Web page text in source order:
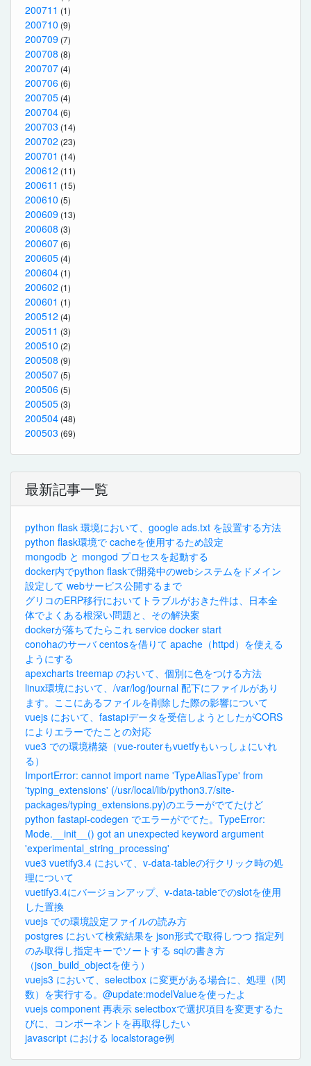
200711 (1)
200710 (9)
200709 (7)
200708 (8)
200707 (4)
200706 (6)
200705 (4)
200704 (6)
200703 (14)
200702 (23)
200701 (14)
200612 (11)
200611 (15)
200610 (5)
200609 (13)
200608 (3)
200607 (6)
200605 (4)
200604 (1)
200602 (1)
200601 (1)
200512 (4)
200511 (3)
200510 (2)
200508 (9)
200507 (5)
200506 (5)
200505 (3)
200504 (48)
200503 (69)
最新記事一覧
python flask 環境において、google ads.txt を設置する方法
python flask環境で cacheを使用するため設定
mongodb と mongod プロセスを起動する
docker内でpython flaskで開発中のwebシステムをドメイン
設定して webサービス公開するまで
グリコのERP移行においてトラブルがおきた件は、日本全
体でよくある根深い問題と、その解決案
dockerが落ちてたらこれ service docker start
conohaのサーバ centosを借りて apache（httpd）を使える
ようにする
apexcharts treemap のおいて、個別に色をつける方法
linux環境において、/var/log/journal 配下にファイルがあり
ます。ここにあるファイルを削除した際の影響について
vuejs において、fastapiデータを受信しようとしたがCORS
によりエラーでたことの対応
vue3 での環境構築（vue-routerもvuetfyもいっしょにいれ
る）
ImportError: cannot import name 'TypeAliasType' from
'typing_extensions' (/usr/local/lib/python3.7/site-
packages/typing_extensions.py)のエラーがでてたけど
python fastapi-codegen でエラーがでてた。TypeError:
Mode.__init__() got an unexpected keyword argument
'experimental_string_processing'
vue3 vuetify3.4 において、v-data-tableの行クリック時の処
理について
vuetify3.4にバージョンアップ、v-data-tableでのslotを使用
した置換
vuejs での環境設定ファイルの読み方
postgres において検索結果を json形式で取得しつつ 指定列
のみ取得し指定キーでソートする sqlの書き方
（json_build_objectを使う）
vuejs3 において、selectbox に変更がある場合に、処理（関
数）を実行する。@update:modelValueを使ったよ
vuejs component 再表示 selectboxで選択項目を変更するた
びに、コンポーネントを再取得したい
javascript における localstorage例